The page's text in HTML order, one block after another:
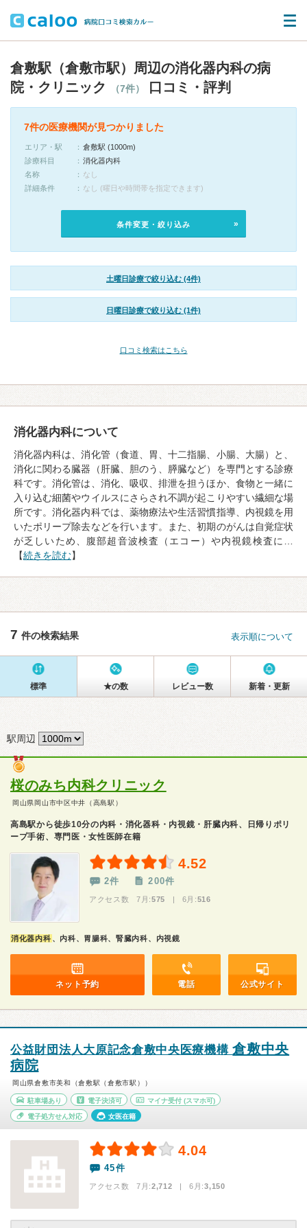
倉敷駅（倉敷市駅）周辺の消化器内科の病
院・クリニック
（7件） 口コミ・評判
7件の医療機関が見つかりました
エリア・駅
倉敷駅 (1000m)
診療科目
消化器内科
名称
なし
詳細条件
なし (曜日や時間帯を指定できます)
条件変更・絞り込み
土曜日診療で絞り込む (4件)
日曜日診療で絞り込む (1件)
口コミ検索はこちら
消化器内科について
消化器内科は、消化管（食道、胃、十二指腸、小腸、大腸）と、
消化に関わる臓器（肝臓、胆のう、膵臓など）を専門とする診療
科です。消化管は、消化、吸収、排泄を担うほか、食物と一緒に
入り込む細菌やウイルスにさらされ不調が起こりやすい繊細な場
所です。消化器内科では、薬物療法や生活習慣指導、内視鏡を用
いたポリープ除去などを行います。また、初期のがんは自覚症状
が乏しいため、腹部超音波検査（エコー）や内視鏡検査に…
【続きを読む】
7 件の検索結果 表示順について
標準 ★の数 レビュー数 新着・更新
駅周辺
桜のみち内科クリニック
岡山県岡山市中区中井（高島駅）
高島駅から徒歩10分の内科・消化器科・内視鏡・肝臓内科、日帰りポリ
ープ手術、専門医・女性医師在籍
4.52
2件 200件
アクセス数 7月:575 | 6月:516
消化器内科 、内科、胃腸科、腎臓内科、内視鏡
ネット予約 電話 公式サイト
公益財団法人大原記念倉敷中央医療機構倉敷中央
病院
岡山県倉敷市美和（倉敷駅（倉敷市駅））
駐車場あり 電子決済可 マイナ受付 (スマホ可)
電子処方せん対応 女医在籍
4.04
45件
アクセス数 7月:2,712 | 6月:3,150